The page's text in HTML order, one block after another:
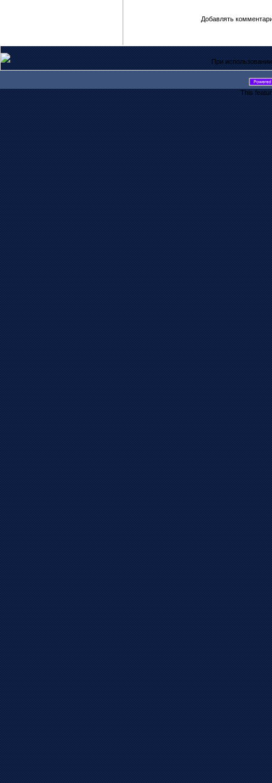
Добавлять
При
This